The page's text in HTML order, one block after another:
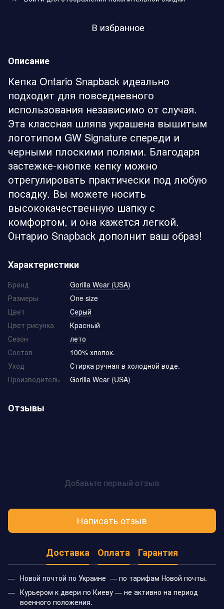
В избранное
Описание
Кепка Ontario Snapback идеально
подходит для повседневного
использования независимо от случая.
Эта классная шляпа украшена вышитым
логотипом GW Signature спереди и
черными плоскими полями. Благодаря
застежке-кнопке кепку можно
отрегулировать практически под любую
посадку. Вы можете носить
высококачественную шапку с
комфортом, и она кажется легкой.
Онтарио Snapback дополнит ваш образ!
Характеристики
Бренд
Gorilla Wear (USA)
Размеры
One size
Цвет
Серый
Цвет рисунка
Красньій
Сезон
лето
Состав
100% хлопок.
Уход
Стирка ручная в холодной воде.
Производитель
Gorilla Wear (USA)
Отзывы
Добавьте первый отзыв
Написать отзыв
Доставка Оплата Гарантия
Новой почтой по Украине — по тарифам Новой почты.
Курьером к двери по Киеву — не активно на период
военного положения.